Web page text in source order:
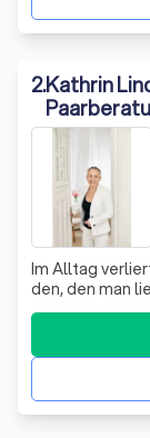
2.Kathrin Lindow
Im Alltag
den, den man
Gespräche,
Perspektiven,